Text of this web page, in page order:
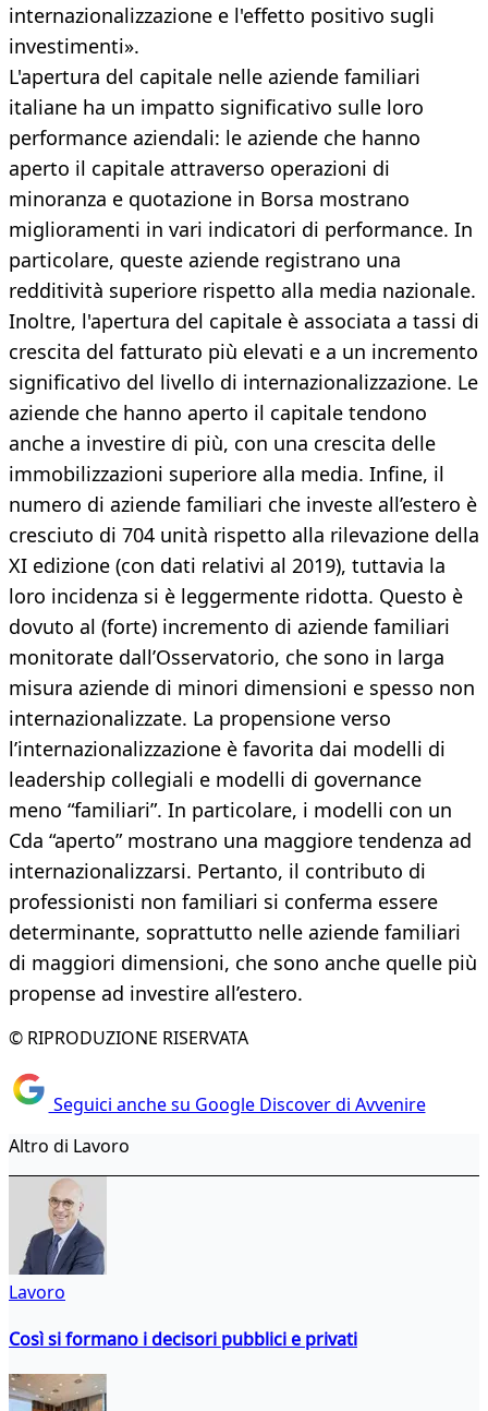
internazionalizzazione e l'effetto positivo sugli
investimenti».
L'apertura del capitale nelle aziende familiari
italiane ha un impatto significativo sulle loro
performance aziendali: le aziende che hanno
aperto il capitale attraverso operazioni di
minoranza e quotazione in Borsa mostrano
miglioramenti in vari indicatori di performance. In
particolare, queste aziende registrano una
redditività superiore rispetto alla media nazionale.
Inoltre, l'apertura del capitale è associata a tassi di
crescita del fatturato più elevati e a un incremento
significativo del livello di internazionalizzazione. Le
aziende che hanno aperto il capitale tendono
anche a investire di più, con una crescita delle
immobilizzazioni superiore alla media. Infine, il
numero di aziende familiari che investe all’estero è
cresciuto di 704 unità rispetto alla rilevazione della
XI edizione (con dati relativi al 2019), tuttavia la
loro incidenza si è leggermente ridotta. Questo è
dovuto al (forte) incremento di aziende familiari
monitorate dall’Osservatorio, che sono in larga
misura aziende di minori dimensioni e spesso non
internazionalizzate. La propensione verso
l’internazionalizzazione è favorita dai modelli di
leadership collegiali e modelli di governance
meno “familiari”. In particolare, i modelli con un
Cda “aperto” mostrano una maggiore tendenza ad
internazionalizzarsi. Pertanto, il contributo di
professionisti non familiari si conferma essere
determinante, soprattutto nelle aziende familiari
di maggiori dimensioni, che sono anche quelle più
propense ad investire all’estero.
© RIPRODUZIONE RISERVATA
Seguici anche su Google Discover di Avvenire
Altro di Lavoro
Lavoro
Così si formano i decisori pubblici e privati